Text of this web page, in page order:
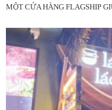
MỘT CỬA HÀNG FLAGSHIP